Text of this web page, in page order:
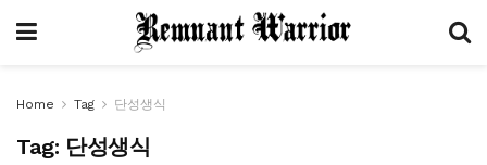
Home Tag 단성생식
Tag: 단성생식